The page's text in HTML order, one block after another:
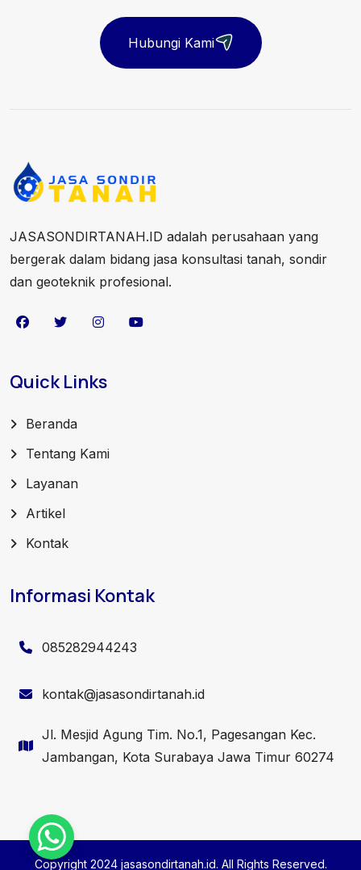
Hubungi Kami
JASASONDIRTANAH.ID adalah perusahaan yang
bergerak dalam bidang jasa konsultasi tanah, sondir
dan geoteknik profesional.
Quick Links
Beranda
Tentang Kami
Layanan
Artikel
Kontak
Informasi Kontak
085282944243
kontak@jasasondirtanah.id
Jl. Mesjid Agung Tim. No.1, Pagesangan Kec.
Jambangan, Kota Surabaya Jawa Timur 60274
Copyright 2024 jasasondirtanah.id. All Rights Reserved.